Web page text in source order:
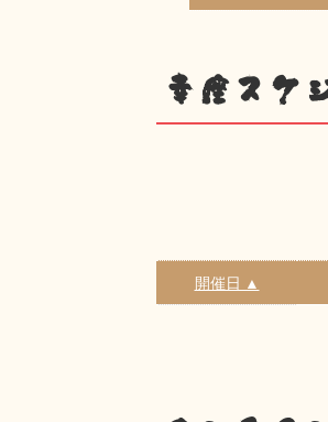
幸座スケ
開催日 ▲